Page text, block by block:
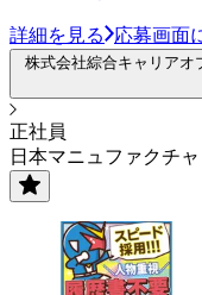
詳細を見る 応募画面
株式会社綜合キャリアオ
正社員
日本マニュファクチ